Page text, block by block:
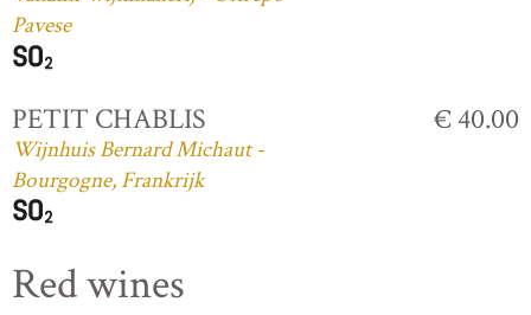
Pavese
PETIT CHABLIS
Wijnhuis Bernard Michaut -
Bourgogne, Frankrijk
€ 40.00
Red wines